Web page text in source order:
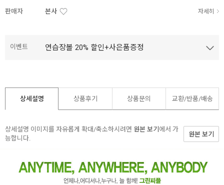
판매자 본사 자세히
이벤트 연습장볼 20% 할인+사은품증정
상세설명 상품후기 상품문의 교환/반품/배송
상세설명 이미지를 자유롭게 확대/축소하시려면 원본 보기 에서 가
능합니다.
원본 보기